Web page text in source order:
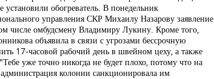
обогреватель. В понедельник
управления СКР Михаилу Назарову заявление
числе омбудсмену Владимиру Лукину. Кроме того,
объявила в связи с угрозами бессрочную
17-часовой рабочий день в швейном цеху, а также
уже точно никогда не будет плохо, потому что на
колонии санкционировала им